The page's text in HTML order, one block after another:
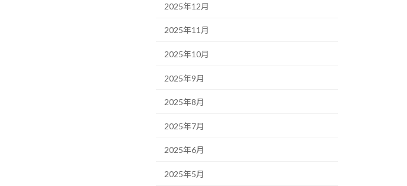
2025年12月
2025年11月
2025年10月
2025年9月
2025年8月
2025年7月
2025年6月
2025年5月